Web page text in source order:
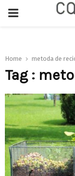
PRIMARY
Home metoda de
Tag :